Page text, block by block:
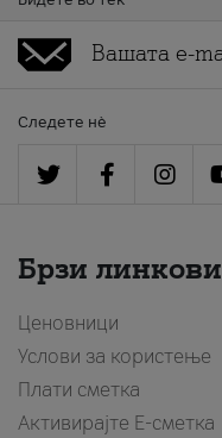
Следете нè
Брзи линкови
Ценовници
Услови за користење
Плати сметка
Активирајте Е-сметка